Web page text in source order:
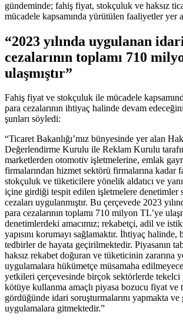
gündeminde; fahiş fiyat, stokçuluk ve haksız
mücadele kapsamında yürütülen faaliyetler yer
“2023 yılında uygulanan
cezalarının toplamı 710
ulaşmıştır”
Fahiş fiyat ve stokçuluk ile mücadele
para cezalarının ihtiyaç halinde devam
şunları söyledi:
“Ticaret Bakanlığı’mız bünyesinde yer alan
Değerlendirme Kurulu ile Reklam Kurulu
marketlerden otomotiv işletmelerine, emlak
firmalarından hizmet sektörü firmalarına kadar
stokçuluk ve tüketicilere yönelik aldatıcı ve
içine girdiği tespit edilen işletmelere denetimler
cezaları uygulanmıştır. Bu çerçevede 2023
para cezalarının toplamı 710 milyon TL’ye
denetimlerdeki amacımız; rekabetçi, adil ve
yapısını korumayı sağlamaktır. İhtiyaç halinde,
tedbirler de hayata geçirilmektedir. Piyasanın
haksız rekabet doğuran ve tüketicinin zararına
uygulamalara hükümetçe müsamaha
yetkileri çerçevesinde birçok sektörlerde
kötüye kullanma amaçlı piyasa bozucu fiyat ve
gördüğünde idari soruşturmalarını yapmakta
uygulamalara gitmektedir.”